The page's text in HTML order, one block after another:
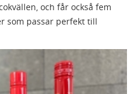
och får också fem
som passar perfekt till